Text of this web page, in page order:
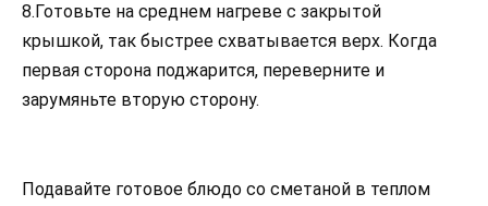
8.Готовьте на среднем нагреве с закрытой
крышкой, так быстрее схватывается верх. Когда
первая сторона поджарится, переверните и
зарумяньте вторую сторону.
Подавайте готовое блюдо со сметаной в теплом